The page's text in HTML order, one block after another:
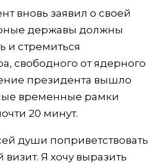
вновь заявил о своей
державы должны
и стремиться
свободного от ядерного
президента вышло
временные рамки
20 минут.
души поприветствовать
визит. Я хочу выразить